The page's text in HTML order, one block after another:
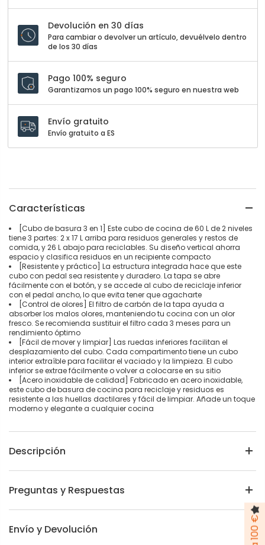
Devolución en 30 días
Para cambiar o devolver un artículo, devuélvelo dentro
de los 30 días
Pago 100% seguro
Garantizamos un pago 100% seguro en nuestra web
Envío gratuito
Envío gratuito a ES
Características
[Cubo de basura 3 en 1] Este cubo de cocina de 60 L de 2 niveles
tiene 3 partes: 2 x 17 L arriba para residuos generales y restos de
comida, y 26 L abajo para reciclables. Su diseño vertical ahorra
espacio y clasifica residuos en un recipiente compacto
[Resistente y práctico] La estructura integrada hace que este
cubo con pedal sea resistente y duradero. La tapa se abre
fácilmente con el botón, y se accede al cubo de reciclaje inferior
con el pedal ancho, lo que evita tener que agacharte
[Control de olores] El filtro de carbón de la tapa ayuda a
absorber los malos olores, manteniendo tu cocina con un olor
fresco. Se recomienda sustituir el filtro cada 3 meses para un
rendimiento óptimo
[Fácil de mover y limpiar] Las ruedas inferiores facilitan el
desplazamiento del cubo. Cada compartimento tiene un cubo
interior extraíble para facilitar el vaciado y la limpieza. El cubo
inferior se extrae fácilmente o volver a colocarse en su sitio
[Acero inoxidable de calidad] Fabricado en acero inoxidable,
este cubo de basura de cocina para reciclaje y residuos es
resistente a las huellas dactilares y fácil de limpiar. Añade un toque
moderno y elegante a cualquier cocina
Descripción
Preguntas y Respuestas
Envío y Devolución